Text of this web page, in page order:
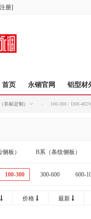
注册]
首页 永锢官网 铝型材
非标定制） 100-300 / D08-
板） B系（条纹侧板）
100-300 300-600 600-
价格 最新